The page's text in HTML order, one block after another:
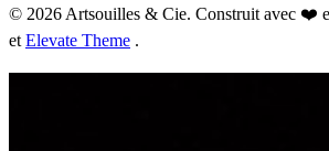
© 2026 Artsouilles & Cie. Construit avec ❤️
et Elevate Theme .